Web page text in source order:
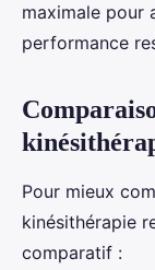
maximale pour
performance
Pour mieux
kinésithérapie
comparatif :